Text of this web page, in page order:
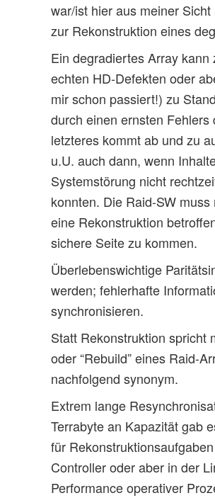
war/ist hier aus meiner
zur Rekonstruktion eines
Ein degradiertes Array
echten HD-Defekten oder
mir schon passiert!) zu
durch einen ernsten
letzteres kommt ab und zu
u.U. auch dann, wenn
Systemstörung nicht
konnten. Die Raid-SW
eine Rekonstruktion
sichere Seite zu kommen.
Überlebenswichtige
werden; fehlerhafte
synchronisieren.
Statt Rekonstruktion spricht
oder “Rebuild” eines Raid-
nachfolgend synonym.
Extrem lange
Terrabyte an Kapazität gab
für
Controller oder aber in der
Performance operativer